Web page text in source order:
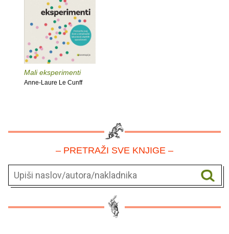
Mali eksperimenti
Anne-Laure Le Cunff
– PRETRAŽI SVE KNJIGE –